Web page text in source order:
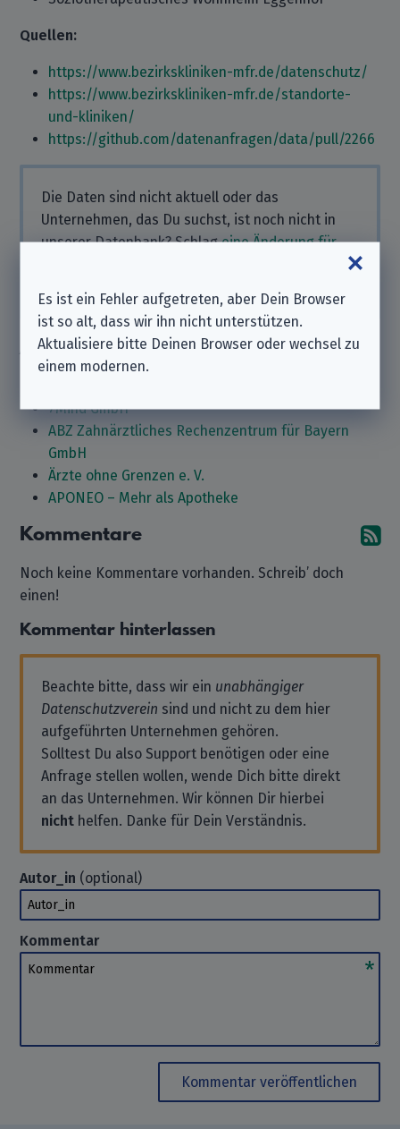
Quellen:
https://www.bezirkskliniken-mfr.de/datenschutz/
https://www.bezirkskliniken-mfr.de/standorte-
und-kliniken/
https://github.com/datenanfragen/data/pull/2266
Die Daten sind nicht aktuell oder das
Unternehmen, das Du suchst, ist noch nicht in
unserer Datenbank? Schlageine Änderung für
Ähnliche Unternehmen
7Mind GmbH
ABZ Zahnärztliches Rechenzentrum für Bayern
GmbH
Ärzte ohne Grenzen e. V.
APONEO – Mehr als Apotheke
Kommentare
Noch keine Kommentare vorhanden. Schreib’ doch
einen!
Kommentar hinterlassen
Beachte bitte, dass wir ein unabhängiger
Datenschutzverein sind und nicht zu dem hier
aufgeführten Unternehmen gehören.
Solltest Du also Support benötigen oder eine
Anfrage stellen wollen, wende Dich bitte direkt
an das Unternehmen. Wir können Dir hierbei
nicht helfen. Danke für Dein Verständnis.
Autor_in (optional)
Autor_in
Kommentar
Kommentar
Kommentar veröffentlichen
Es ist ein Fehler aufgetreten, aber Dein Browser
ist so alt, dass wir ihn nicht unterstützen.
Aktualisiere bitte Deinen Browser oder wechsel zu
einem modernen.